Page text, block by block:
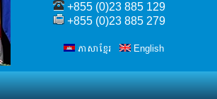
+855 (0)23 885 129
+855 (0)23 885 279
ភាសាខ្មែរ English